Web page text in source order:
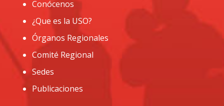
Conócenos
¿Que es la USO?
Órganos Regionales
Comité Regional
Sedes
Publicaciones